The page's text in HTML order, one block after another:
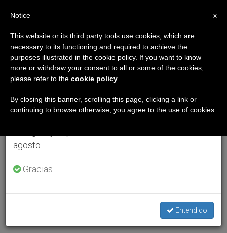
×
Aviso importante
Del 27 de julio al 7 de agosto haremos la pausa
anual, aprovechando que en el periodo de verano
se generan menos informaciones y también el
agosto.
Gracias.
Entendido
x
Notice
This website or its third party tools use cookies, which are
necessary to its functioning and required to achieve the
purposes illustrated in the cookie policy. If you want to know
more or withdraw your consent to all or some of the cookies,
please refer to the cookie policy
By closing this banner, scrolling this page, clicking a link or
continuing to browse otherwise, you agree to the use of cookies.